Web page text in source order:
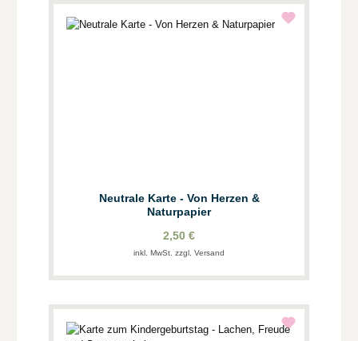
Neutrale Karte - Von Herzen &
Naturpapier
2,50 €
inkl. MwSt. zzgl. Versand